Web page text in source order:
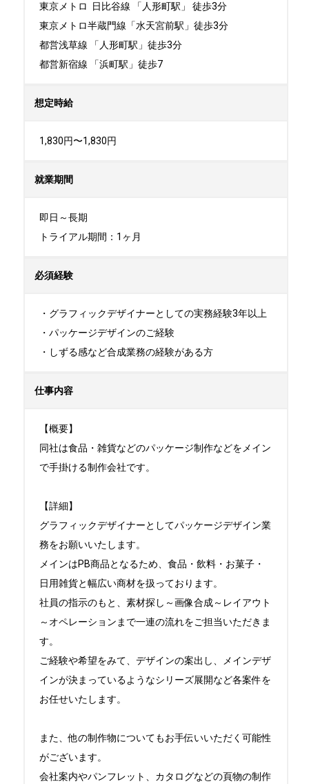
東京メトロ  日比谷線 「人形町駅」 徒歩3分
東京メトロ半蔵門線「水天宮前駅」徒歩3分
都営浅草線 「人形町駅」徒歩3分
都営新宿線 「浜町駅」徒歩7
想定時給
1,830円〜1,830円
就業期間
即日～長期
トライアル期間：1ヶ月
必須経験
・グラフィックデザイナーとしての実務経験3年以上
・パッケージデザインのご経験
・しずる感など合成業務の経験がある方
仕事内容
【概要】
同社は食品・雑貨などのパッケージ制作などをメイン
で手掛ける制作会社です。
【詳細】
グラフィックデザイナーとしてパッケージデザイン業
務をお願いいたします。
メインはPB商品となるため、食品・飲料・お菓子・
日用雑貨と幅広い商材を扱っております。
社員の指示のもと、素材探し～画像合成～レイアウト
～オペレーションまで一連の流れをご担当いただきま
す。
ご経験や希望をみて、デザインの案出し、メインデザ
インが決まっているようなシリーズ展開など各案件を
お任せいたします。
また、他の制作物についてもお手伝いいただく可能性
がございます。
会社案内やパンフレット、カタログなどの頁物の制作